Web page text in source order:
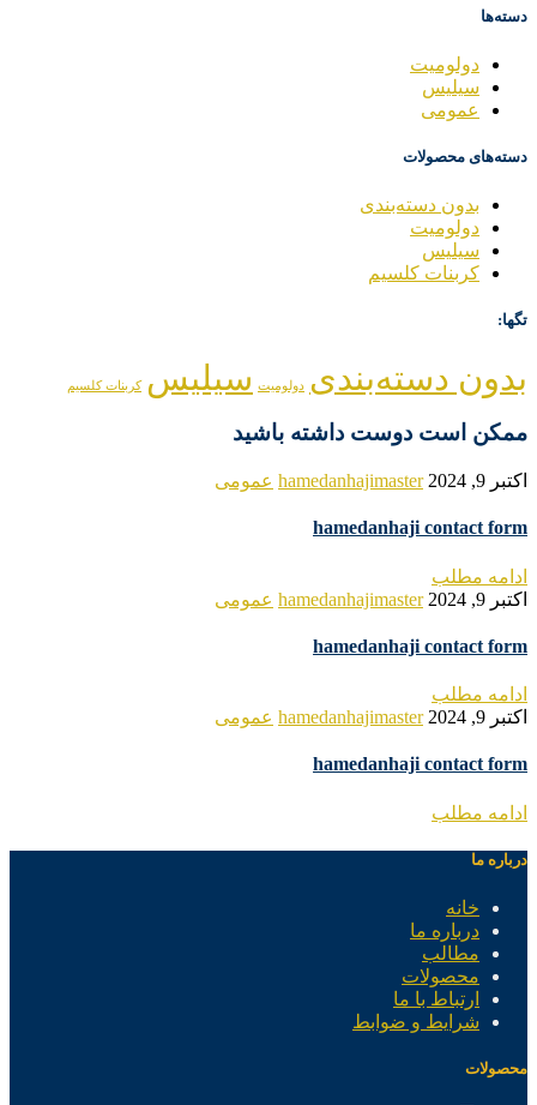
دسته‌ها
دولومیت
سیلیس
عمومی
دسته‌های محصولات
بدون دسته‌بندی
دولومیت
سیلیس
کربنات کلسیم
تگها:
بدون دسته‌بندی دولومیت سیلیس کربنات کلسیم
ممکن است دوست داشته باشید
اکتبر 9, 2024 hamedanhajimaster عمومی
hamedanhaji contact form
ادامه مطلب
اکتبر 9, 2024
hamedanhajimaster عمومی
hamedanhaji contact form
ادامه مطلب
اکتبر 9, 2024
hamedanhajimaster عمومی
hamedanhaji contact form
ادامه مطلب
درباره ما
خانه
درباره ما
مطالب
محصولات
ارتباط با ما
شرایط و ضوابط
محصولات